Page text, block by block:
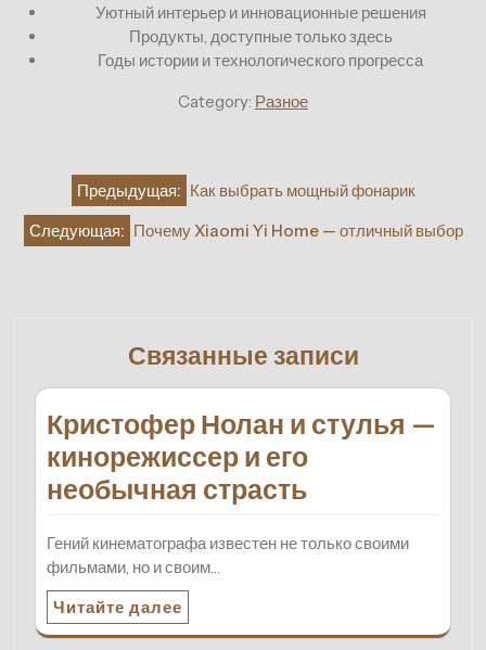
Уютный интерьер и инновационные решения
Продукты, доступные только здесь
Годы истории и технологического прогресса
Category: Разное
Навигация
по
записям
Предыдущая: Как выбрать мощный фонарик
Следующая: Почему Xiaomi Yi Home — отличный выбор
Связанные записи
Кристофер Нолан и стулья —
кинорежиссер и его
необычная страсть
Гений кинематографа известен не только своими
фильмами, но и своим…
Читайте далее